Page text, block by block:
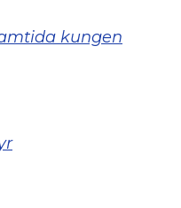
kungen